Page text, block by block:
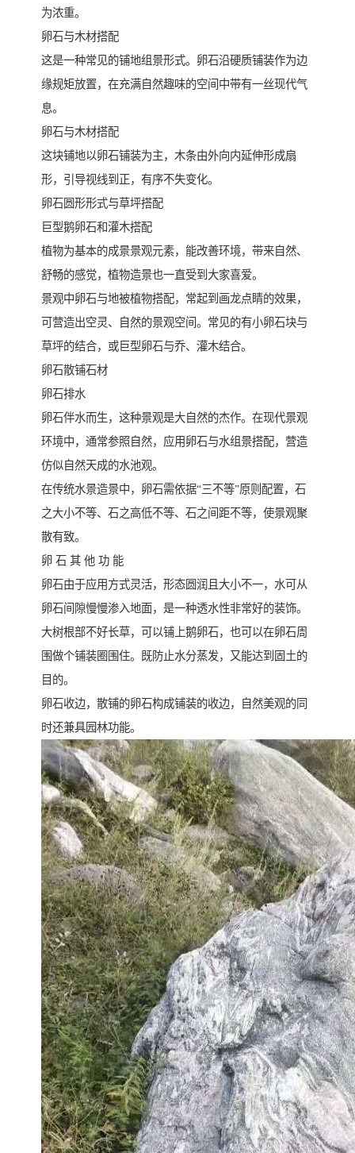
为浓重。
卵石与木材搭配
这是一种常见的铺地组景形式。卵石沿硬质铺装作为边
缘规矩放置，在充满自然趣味的空间中带有一丝现代气
息。
卵石与木材搭配
这块铺地以卵石铺装为主，木条由外向内延伸形成扇
形，引导视线到正，有序不失变化。
卵石圆形形式与草坪搭配
巨型鹅卵石和灌木搭配
植物为基本的成景景观元素，能改善环境，带来自然、
舒畅的感觉，植物造景也一直受到大家喜爱。
景观中卵石与地被植物搭配，常起到画龙点睛的效果，
可营造出空灵、自然的景观空间。常见的有小卵石块与
草坪的结合，或巨型卵石与乔、灌木结合。
卵石散铺石材
卵石排水
卵石伴水而生，这种景观是大自然的杰作。在现代景观
环境中，通常参照自然，应用卵石与水组景搭配，营造
仿似自然天成的水池观。
在传统水景造景中，卵石需依据“三不等”原则配置，石
之大小不等、石之高低不等、石之间距不等，使景观聚
散有致。
卵 石 其 他 功 能
卵石由于应用方式灵活，形态圆润且大小不一，水可从
卵石间隙慢慢渗入地面，是一种透水性非常好的装饰。
大树根部不好长草，可以铺上鹅卵石，也可以在卵石周
围做个铺装圈围住。既防止水分蒸发，又能达到固土的
目的。
卵石收边，散铺的卵石构成铺装的收边，自然美观的同
时还兼具园林功能。